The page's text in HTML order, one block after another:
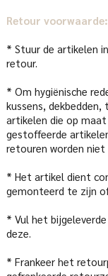
Retour voorwaarde:
* Stuur de artikelen
retour.
* Om hygiënische
kussens,
artikelen die op
gestoffeerde
retouren worden niet
* Het artikel dient
gemonteerd te zijn
* Vul het
deze.
* Frankeer het